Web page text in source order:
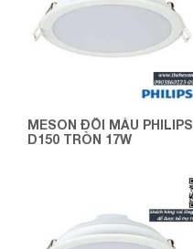
MESON ĐỔI MÀU PHILIPS
D150 TRÒN 17W